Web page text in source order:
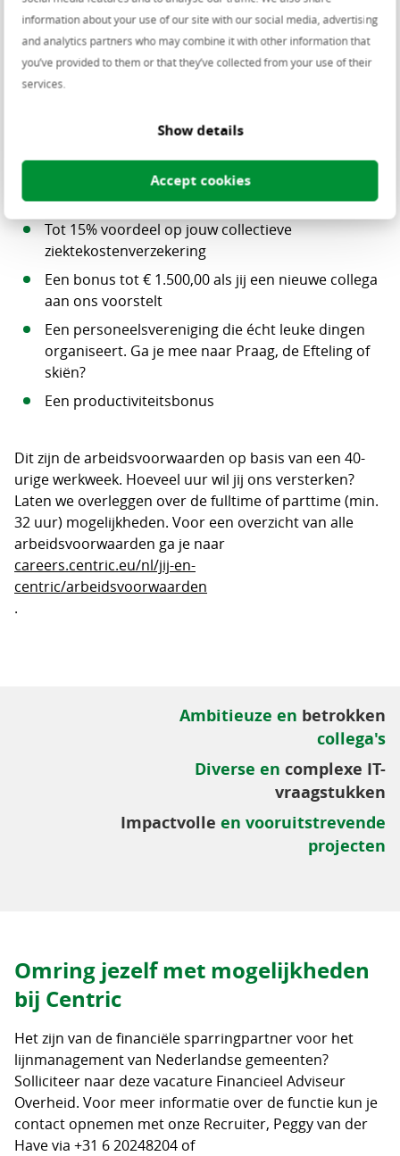
information about your use of our site with our social media, advertising
and analytics partners who may combine it with other information that
you’ve provided to them or that they’ve collected from your use of their
services.
Show details
Accept cookies
brutomaandsalaris
Loyaliteitsdagen: des te langer je bij ons werkt des
te meer vrije tijd
Onbeperkte mogelijkheden voor het volgen van
Mobiliteitsbudget omdat jij zelf wil bepalen hoe je
van huis naar het werk reist
Tot 15% voordeel op jouw collectieve
ziektekostenverzekering
Een bonus tot € 1.500,00 als jij een nieuwe collega
aan ons voorstelt
Een personeelsvereniging die écht leuke dingen
organiseert. Ga je mee naar Praag, de Efteling of
skiën?
Een productiviteitsbonus
Dit zijn de arbeidsvoorwaarden op basis van een 40-
urige werkweek. Hoeveel uur wil jij ons versterken?
Laten we overleggen over de fulltime of parttime (min.
32 uur) mogelijkheden. Voor een overzicht van alle
arbeidsvoorwaarden ga je naar
careers.centric.eu/nl/jij-en-
centric/arbeidsvoorwaarden
.
Ambitieuze en betrokken
collega's
Diverse en complexe IT-
vraagstukken
Impactvolle en vooruitstrevende
projecten
Omring jezelf met mogelijkheden
bij Centric
Het zijn van de financiële sparringpartner voor het
lijnmanagement van Nederlandse gemeenten?
Solliciteer naar deze vacature Financieel Adviseur
Overheid. Voor meer informatie over de functie kun je
contact opnemen met onze Recruiter, Peggy van der
Have via +31 6 20248204 of